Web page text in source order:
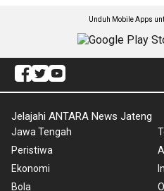
Unduh Mobile Apps
Jelajahi ANTARA News Jateng
Jawa Tengah
Peristiwa
Ekonomi
Bola